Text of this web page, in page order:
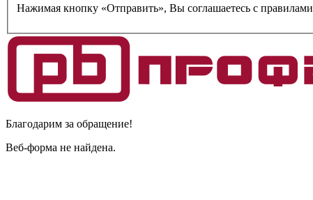
Нажимая кнопку «Отправить», Вы соглашаетесь c правилами
Благодарим за обращение!
Веб-форма не найдена.